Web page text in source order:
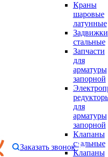
Краны
шаровые
латунные
Задвижки
стальные
Запчасти
для
арматуры
запорной
для
арматуры
запорной
Клапаны
стальные
Клапаны
Заказать звонок